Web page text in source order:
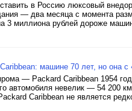
в Россию люксовый
— два месяца с момента
3 миллиона рублей дороже
машине 70 лет, но она с
— Packard Caribbean 1954
автомобиля невелик — 54 200
Caribbean не является